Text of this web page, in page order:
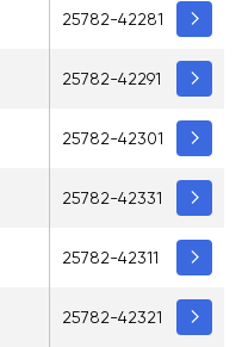
25782-42281
25782-42291
25782-42301
25782-42331
25782-42311
25782-42321